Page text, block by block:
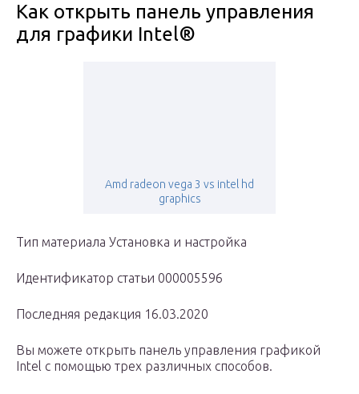
Как открыть панель управления
для графики Intel®
Amd radeon vega 3 vs intel hd
graphics
Тип материала Установка и настройка
Идентификатор статьи 000005596
Последняя редакция 16.03.2020
Вы можете открыть панель управления графикой
Intel с помощью трех различных способов.